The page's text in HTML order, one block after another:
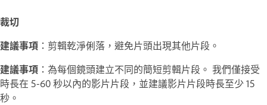
裁切
建議事項 ：剪輯乾淨俐落，避免片頭出現其他片段。
建議事項 ：為每個鏡頭建立不同的簡短剪輯片段。 我們僅接受
時長在 5-60 秒以內的影片片段，並建議影片片段時長至少 15
秒。